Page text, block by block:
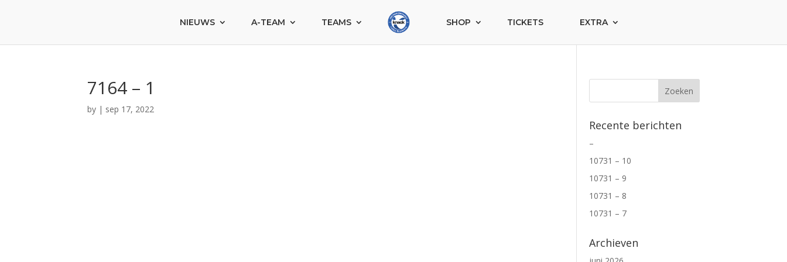
NIEUWS A-TEAM TEAMS SHOP TICKETS EXTRA
7164 – 1
by | sep 17, 2022
Recente berichten
–
10731 – 10
10731 – 9
10731 – 8
10731 – 7
Archieven